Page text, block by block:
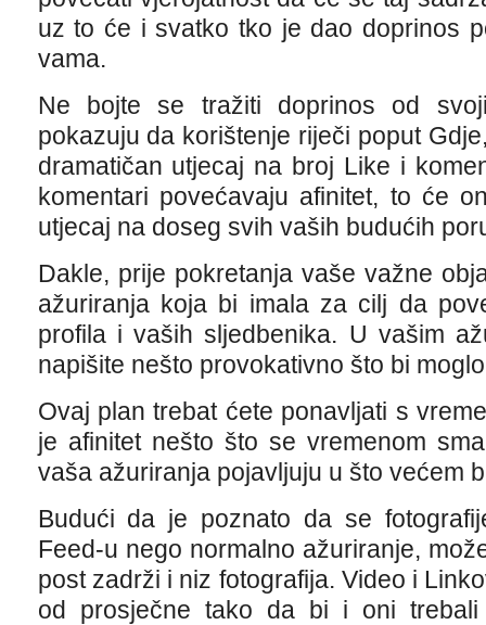
uz to će i svatko tko je dao doprinos
vama.
Ne bojte se tražiti doprinos od
pokazuju da korištenje riječi poput
dramatičan utjecaj na broj Like i
komentari povećavaju afinitet, to će
utjecaj na doseg svih vaših budućih
Dakle, prije pokretanja vaše važne
ažuriranja koja bi imala za cilj da
profila i vaših sljedbenika. U vašim
napišite nešto provokativno što bi
Ovaj plan trebat ćete ponavljati s
je afinitet nešto što se vremenom
vaša ažuriranja pojavljuju u što većem
Budući da je poznato da se
Feed-u nego normalno ažuriranje,
post zadrži i niz fotografija. Video i
od prosječne tako da bi i oni